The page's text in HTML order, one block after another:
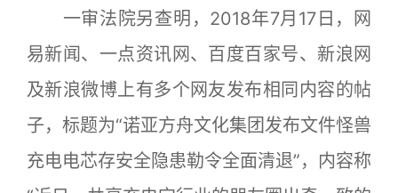
一审法院另查明，2018年7月17日，网
易新闻、一点资讯网、百度百家号、新浪网
及新浪微博上有多个网友发布相同内容的帖
子，标题为“诺亚方舟文化集团发布文件怪兽
充电电芯存安全隐患勒令全面清退”，内容称